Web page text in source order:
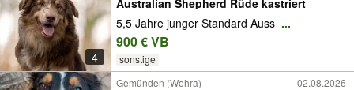
4
Australian Shepherd Rüde kastriert
5,5 Jahre junger Standard Auss ...
900 € VB
sonstige
Gemünden (Wohra) 02.08.2026